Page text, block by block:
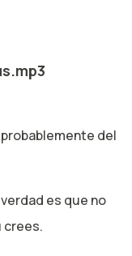
del
es que no
crees.